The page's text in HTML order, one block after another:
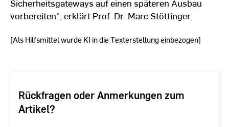
Sicherheitsgateways auf einen späteren Ausbau
vorbereiten“, erklärt Prof. Dr. Marc Stöttinger.
[Als Hilfsmittel wurde KI in die Texterstellung einbezogen]
Rückfragen oder Anmerkungen zum
Artikel?